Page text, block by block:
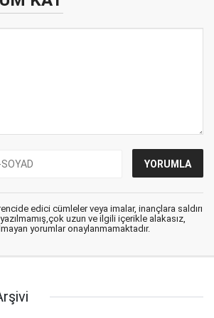
edici cümleler veya imalar, inançlara saldırı
uzun ve ilgili içerikle alakasız,
yorumlar onaylanmamaktadır.